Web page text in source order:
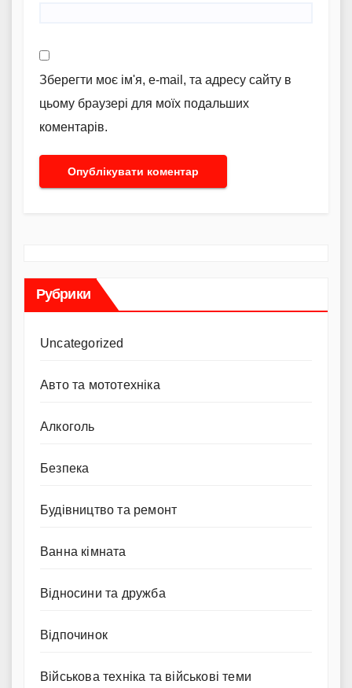
Зберегти моє ім'я, e-mail, та адресу сайту в
цьому браузері для моїх подальших
коментарів.
Рубрики
Uncategorized
Авто та мототехніка
Алкоголь
Безпека
Будівництво та ремонт
Ванна кімната
Відносини та дружба
Відпочинок
Військова техніка та військові теми